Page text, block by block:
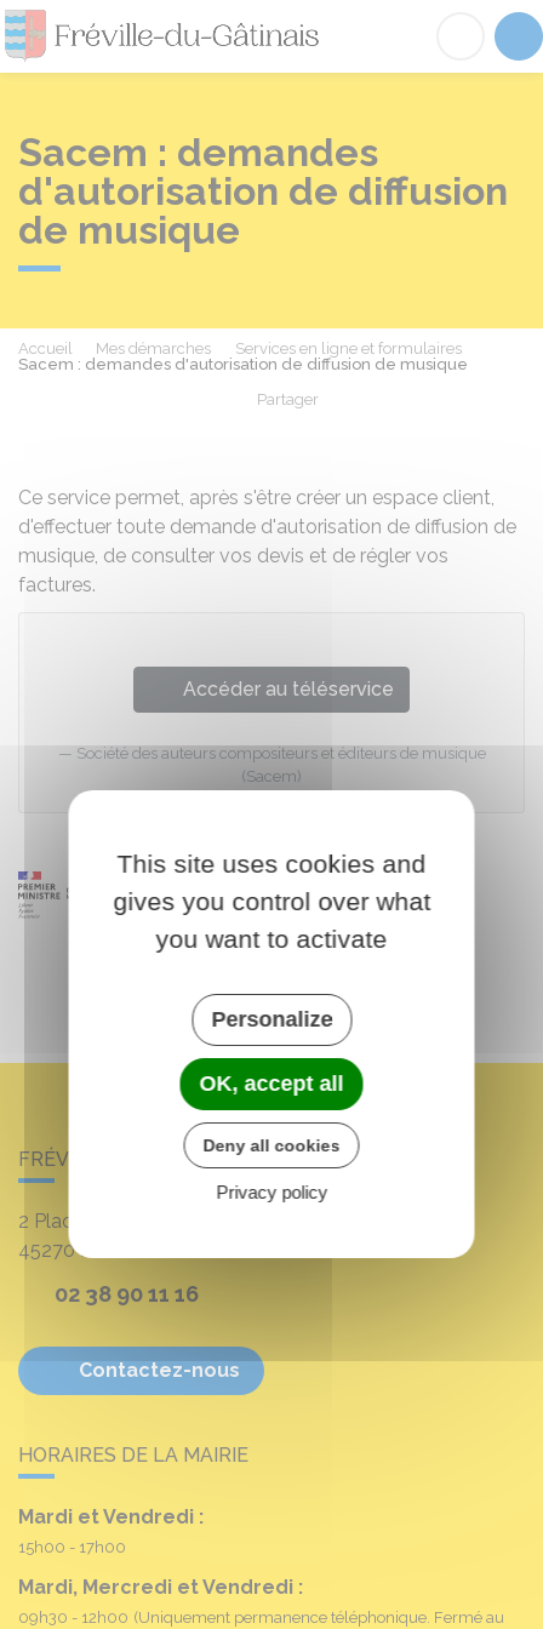
Fréville-du-
Sacem : demandes
d'autorisation de diffusion
de musique
Accueil Mes démarches
Services en ligne et formulaires
Sacem : demandes d'autorisation de diffusion de musique
Partager
Ce service permet, après s'être créer un espace client,
d'effectuer toute demande d'autorisation de diffusion de
musique, de consulter vos devis et de régler vos
factures.
Accéder au téléservice
Société des auteurs compositeurs et éditeurs de musique
(Sacem)
FRÉVILLE-DU-GÂTINAIS
2 Place Louis Croum
45270Fréville-du-Gâtinais
02 38 90 11 16
Contactez-nous
HORAIRES DE LA MAIRIE
Mardi et Vendredi :
15h00 - 17h00
Mardi, Mercredi et Vendredi :
09h30 - 12h00 (Uniquement permanence téléphonique. Fermé au
This site uses cookies and
gives you control over what
you want to activate
Personalize
OK, accept all
Deny all cookies
Privacy policy